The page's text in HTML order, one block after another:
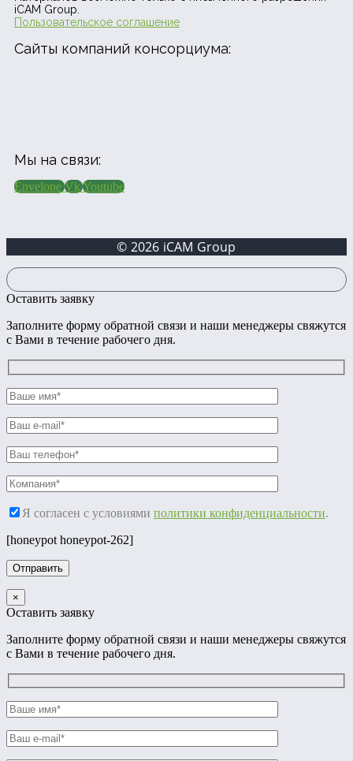
iCAM Group.
Пользовательское соглашение
Сайты компаний консорциума:
Мы на связи:
Envelope Vk Youtube
© 2026 iCAM Group
Оставить заявку
Заполните форму обратной связи и наши менеджеры свяжутся
с Вами в течение рабочего дня.
Я согласен с условиями политики конфиденциальности.
[honeypot honeypot-262]
×
Оставить заявку
Заполните форму обратной связи и наши менеджеры свяжутся
с Вами в течение рабочего дня.